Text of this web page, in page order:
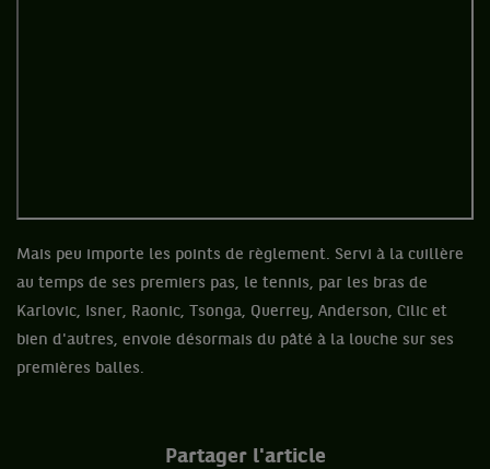
Mais peu importe les points de règlement. Servi à la cuillère
au temps de ses premiers pas, le tennis, par les bras de
Karlovic, Isner, Raonic, Tsonga, Querrey, Anderson, Cilic et
bien d'autres, envoie désormais du pâté à la louche sur ses
premières balles.
Partager l'article